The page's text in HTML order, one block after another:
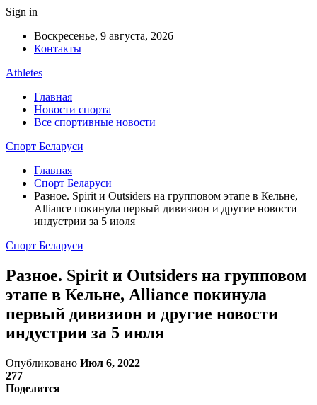
Sign in
Воскресенье, 9 августа, 2026
Контакты
Athletes
Главная
Новости спорта
Все спортивные новости
Спорт Беларуси
Главная
Спорт Беларуси
Разное. Spirit и Outsiders на групповом этапе в Кельне,
Alliance покинула первый дивизион и другие новости
индустрии за 5 июля
Спорт Беларуси
Разное. Spirit и Outsiders на групповом
этапе в Кельне, Alliance покинула
первый дивизион и другие новости
индустрии за 5 июля
Опубликовано Июл 6, 2022
277
Поделится